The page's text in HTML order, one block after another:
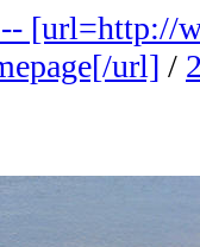
[url=http://
url] /